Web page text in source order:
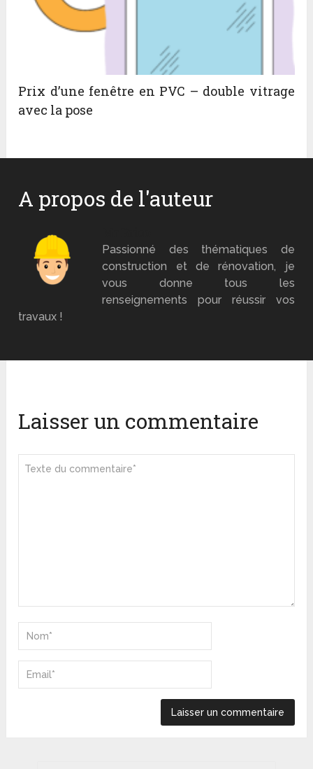
Prix d’une fenêtre en PVC – double vitrage
avec la pose
A propos de l'auteur
Passionné des thématiques de
construction et de rénovation, je
vous donne tous les
renseignements pour réussir vos
travaux !
Laisser un commentaire